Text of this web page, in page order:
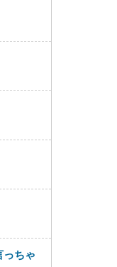
ちゃ